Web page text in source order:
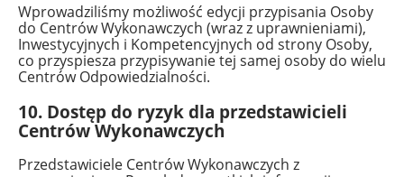
Wprowadziliśmy możliwość edycji przypisania Osoby
do Centrów Wykonawczych (wraz z uprawnieniami),
Inwestycyjnych i Kompetencyjnych od strony Osoby,
co przyspiesza przypisywanie tej samej osoby do wielu
Centrów Odpowiedzialności.
10. Dostęp do ryzyk dla przedstawicieli
Centrów Wykonawczych
Przedstawiciele Centrów Wykonawczych z